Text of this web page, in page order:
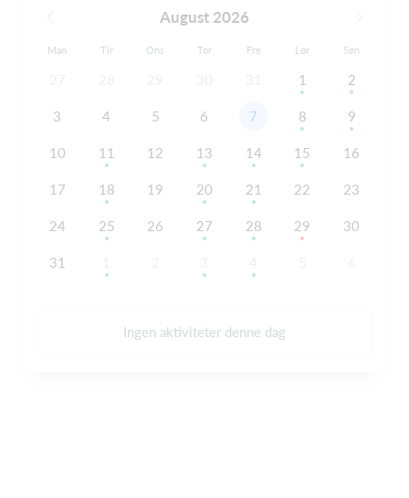
August 2026
Man Tir Ons Tor Fre Lør Søn
1 2
3 4 5 6 7 8 9
10 11 12 13 14 15 16
17 18 19 20 21 22 23
24 25 26 27 28 29 30
31
Ingen aktiviteter denne dag